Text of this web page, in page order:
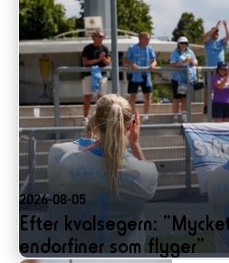
2026-08-05
Efter kvalsegern:
endorfiner som flyger”